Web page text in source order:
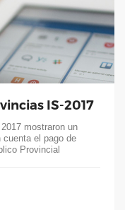
IS-2017
mostraron un
cuenta el pago de
Provincial